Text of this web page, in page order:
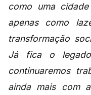
como uma
apenas como
transformação
Já fica o legado
continuaremos
ainda mais com